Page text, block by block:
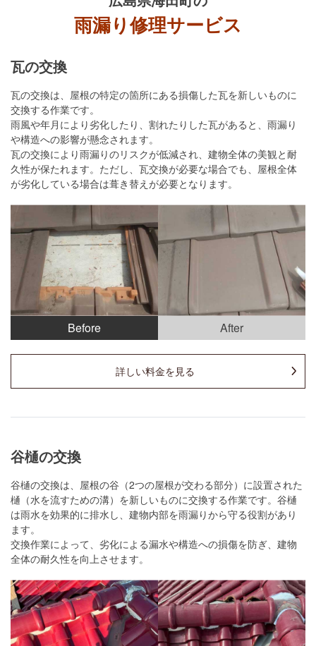
雨漏り修理サービス
瓦の交換
瓦の交換は、屋根の特定の箇所にある損傷した瓦を新しいものに
交換する作業です。
雨風や年月により劣化したり、割れたりした瓦があると、雨漏り
や構造への影響が懸念されます。
瓦の交換により雨漏りのリスクが低減され、建物全体の美観と耐
久性が保たれます。ただし、瓦交換が必要な場合でも、屋根全体
が劣化している場合は葺き替えが必要となります。
Before After
詳しい料金を見る
谷樋の交換
谷樋の交換は、屋根の谷（2つの屋根が交わる部分）に設置された
樋（水を流すための溝）を新しいものに交換する作業です。谷樋
は雨水を効果的に排水し、建物内部を雨漏りから守る役割があり
ます。
交換作業によって、劣化による漏水や構造への損傷を防ぎ、建物
全体の耐久性を向上させます。